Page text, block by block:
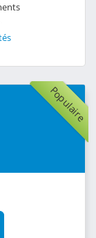
Populaire